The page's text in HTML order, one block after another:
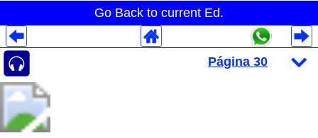
Go Back to current Ed.
Despliegues Analytics
Despliegues Totales
Despliegues por Rubros